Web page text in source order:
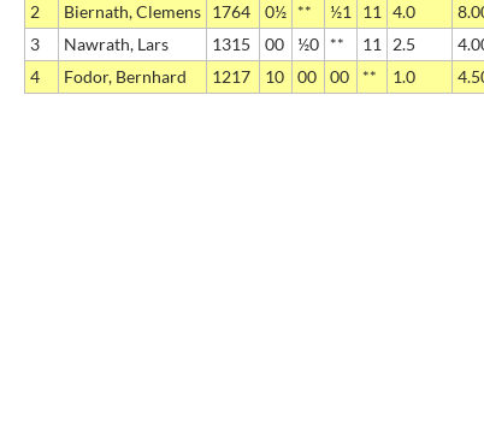
2
Biernath, Clemens 1764 0½ ** ½1 11 4.0
3
Nawrath, Lars 1315 00 ½0 ** 11 2.5
4
Fodor, Bernhard 1217 10 00 00 ** 1.0